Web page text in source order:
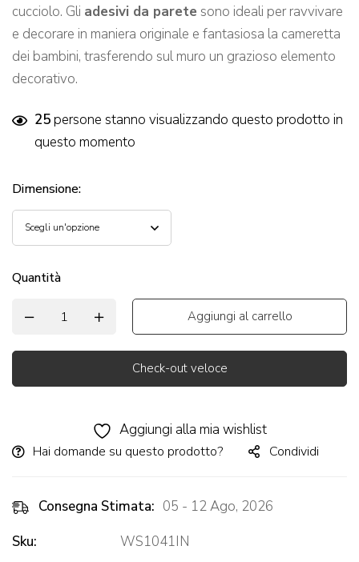
cucciolo. Gli adesivi da parete sono ideali per ravvivare
e decorare in maniera originale e fantasiosa la cameretta
dei bambini, trasferendo sul muro un grazioso elemento
decorativo.
25persone stanno visualizzando questo prodotto in
questo momento
Dimensione:
Quantità
Aggiungi al carrello
Check-out veloce
Aggiungi alla mia wishlist
Hai domande su questo prodotto? Condividi
Consegna Stimata: 05 - 12 Ago, 2026
Sku:
WS1041IN